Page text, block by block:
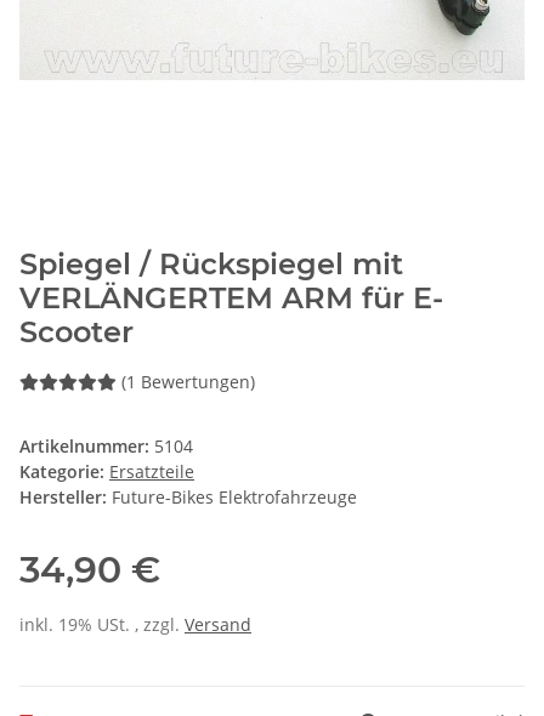
Spiegel / Rückspiegel mit
VERLÄNGERTEM ARM für E-
Scooter
(1 Bewertungen)
Artikelnummer: 5104
Kategorie: Ersatzteile
Hersteller: Future-Bikes Elektrofahrzeuge
34,90 €
inkl. 19% USt. , zzgl. Versand